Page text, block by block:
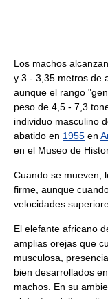
Los machos
y 3 - 3,35 metros de
aunque el rango
peso de 4,5 - 7,3
individuo masculino
abatido en 1955 en
en el Museo de
Cuando se mueven,
firme, aunque
velocidades
El elefante africano
amplias orejas que
musculosa,
bien desarrollados
machos. En su